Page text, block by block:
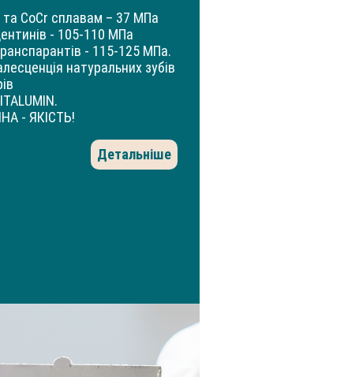
та CoCr сплавам – 37 МПa
- 105-110 МПа
- 115-125 МПа.
натуральних зубів
- ЯКІСТЬ!
Детальніше